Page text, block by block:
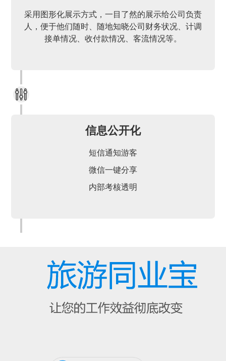
采用图形化展示方式，一目了然的展示给公司负责
人，便于他们随时、随地知晓公司财务状况、计调
接单情况、收付款情况、客流情况等。
信息公开化
短信通知游客
微信一键分享
内部考核透明